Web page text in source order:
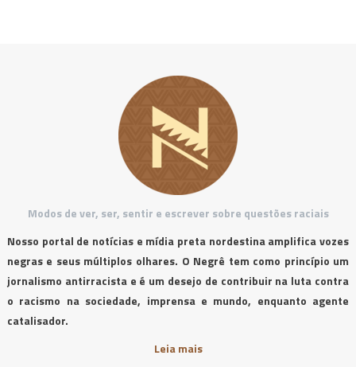
Modos de ver, ser, sentir e escrever sobre questões raciais
Nosso portal de notícias e mídia preta nordestina amplifica vozes
negras e seus múltiplos olhares. O Negrê tem como princípio um
jornalismo antirracista e é um desejo de contribuir na luta contra
o racismo na sociedade, imprensa e mundo, enquanto agente
catalisador.
Leia mais